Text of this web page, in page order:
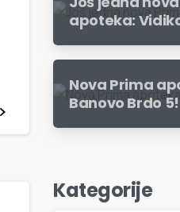
apoteka:
Nova Prima
Banovo Brdo 5!
Kategorije